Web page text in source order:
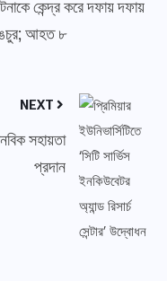
কেন্দ্র করে দফায় দফায়
আহত ৮
NEXT
সহায়তা
প্রদান